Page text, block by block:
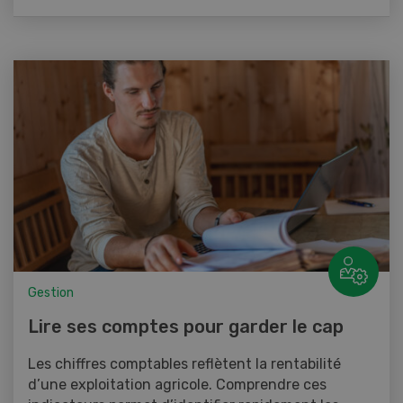
Gestion
Lire ses comptes pour garder le cap
Les chiffres comptables reflètent la rentabilité
d’une exploitation agricole. Comprendre ces